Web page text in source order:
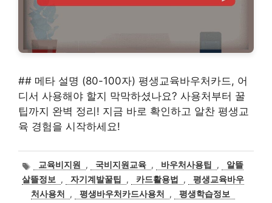
## 메타 설명 (80-100자) 평생교육바우처카드, 어
디서 사용해야 할지 막막하셨나요? 사용처부터 꿀
팁까지 완벽 정리! 지금 바로 확인하고 알찬 평생교
육 경험을 시작하세요!
태
그
교육비지원 , 국비지원교육 , 바우처사용팁 ,
알뜰
살뜰정보
, 자기계발꿀팁 , 카드활용법 ,
평생교육바우
처사용처
, 평생바우처카드사용처 , 평생학습정보